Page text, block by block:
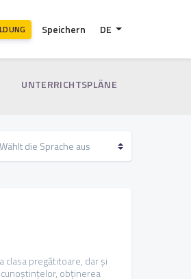
Speichern DE
UNTERRICHTSPLÄNE
clasa pregătitoare, dar și
cunoștințelor, obținerea